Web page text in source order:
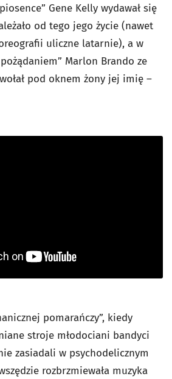
Gene Kelly wydawał się
od tego jego życie (nawet
uliczne latarnie), a w
Marlon Brando ze
pod oknem żony jej imię –
pomarańczy”, kiedy
stroje młodociani bandyci
zasiadali w psychodelicznym
rozbrzmiewała muzyka